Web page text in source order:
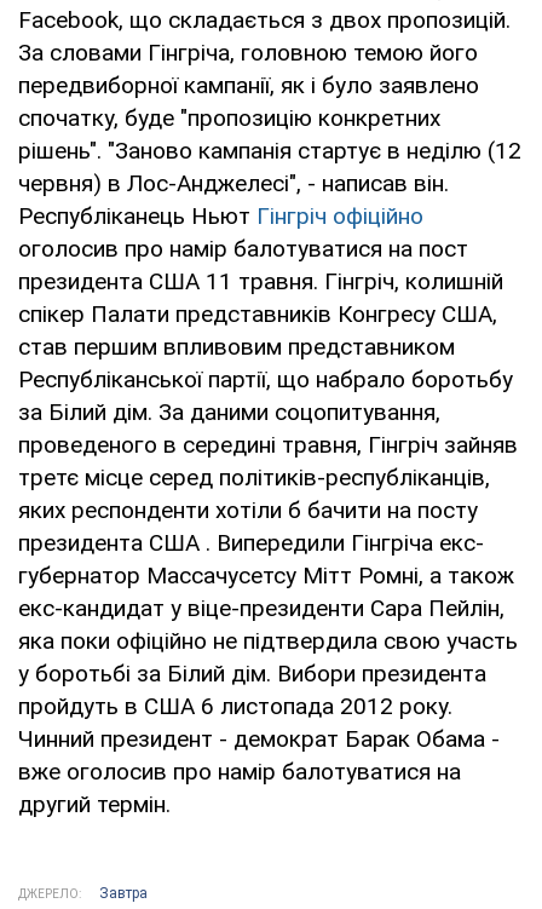
Facebook, що складається з двох пропозицій.
За словами Гінгріча, головною темою його
передвиборної кампанії, як і було заявлено
спочатку, буде "пропозицію конкретних
рішень". "Заново кампанія стартує в неділю (12
червня) в Лос-Анджелесі", - написав він.
Республіканець Ньют Гінгріч офіційно
оголосив про намір балотуватися на пост
президента США 11 травня. Гінгріч, колишній
спікер Палати представників Конгресу США,
став першим впливовим представником
Республіканської партії, що набрало боротьбу
за Білий дім. За даними соцопитування,
проведеного в середині травня, Гінгріч зайняв
третє місце серед політиків-республіканців,
яких респонденти хотіли б бачити на посту
президента США . Випередили Гінгріча екс-
губернатор Массачусетсу Мітт Ромні, а також
екс-кандидат у віце-президенти Сара Пейлін,
яка поки офіційно не підтвердила свою участь
у боротьбі за Білий дім. Вибори президента
пройдуть в США 6 листопада 2012 року.
Чинний президент - демократ Барак Обама -
вже оголосив про намір балотуватися на
другий термін.
ДЖЕРЕЛО: Завтра